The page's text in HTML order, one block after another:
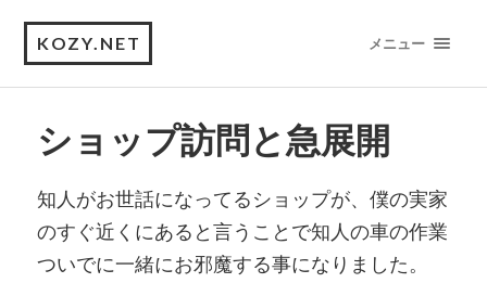
KOZY.NET メニュー
ショップ訪問と急展開
知人がお世話になってるショップが、僕の実家
のすぐ近くにあると言うことで知人の車の作業
ついでに一緒にお邪魔する事になりました。